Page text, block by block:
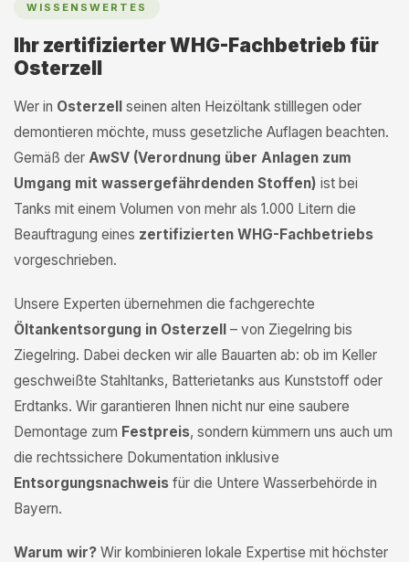
WISSENSWERTES
Ihr zertifizierter WHG-Fachbetrieb für
Osterzell
Wer in Osterzell seinen alten Heizöltank stilllegen oder
demontieren möchte, muss gesetzliche Auflagen beachten.
Gemäß der AwSV (Verordnung über Anlagen zum
Umgang mit wassergefährdenden Stoffen) ist bei
Tanks mit einem Volumen von mehr als 1.000 Litern die
Beauftragung eines zertifizierten WHG-Fachbetriebs
vorgeschrieben.
Unsere Experten übernehmen die fachgerechte
Öltankentsorgung in Osterzell – von Ziegelring bis
Ziegelring. Dabei decken wir alle Bauarten ab: ob im Keller
geschweißte Stahltanks, Batterietanks aus Kunststoff oder
Erdtanks. Wir garantieren Ihnen nicht nur eine saubere
Demontage zum Festpreis, sondern kümmern uns auch um
die rechtssichere Dokumentation inklusive
Entsorgungsnachweis für die Untere Wasserbehörde in
Bayern.
Warum wir? Wir kombinieren lokale Expertise mit höchster